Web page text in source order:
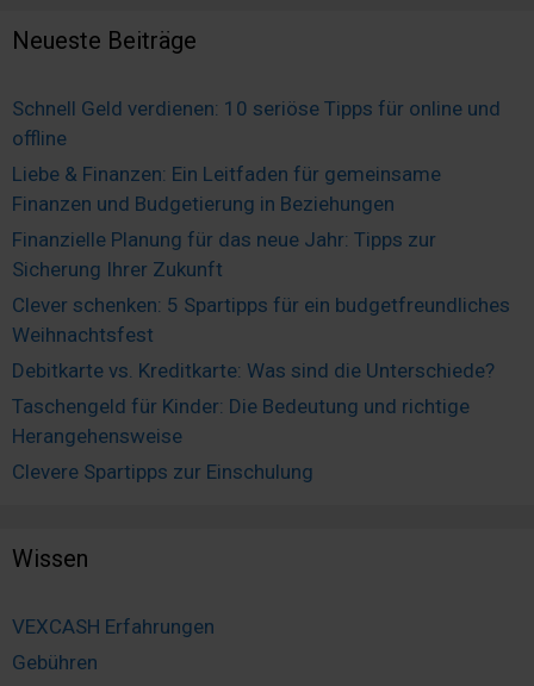
Neueste Beiträge
Schnell Geld verdienen: 10 seriöse Tipps für online und
offline
Liebe & Finanzen: Ein Leitfaden für gemeinsame
Finanzen und Budgetierung in Beziehungen
Finanzielle Planung für das neue Jahr: Tipps zur
Sicherung Ihrer Zukunft
Clever schenken: 5 Spartipps für ein budgetfreundliches
Weihnachtsfest
Debitkarte vs. Kreditkarte: Was sind die Unterschiede?
Taschengeld für Kinder: Die Bedeutung und richtige
Herangehensweise
Clevere Spartipps zur Einschulung
Wissen
VEXCASH Erfahrungen
Gebühren